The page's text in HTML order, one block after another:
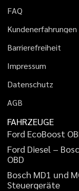
FAQ
Kundenerfahrungen
Barrierefreiheit
Impressum
Datenschutz
AGB
FAHRZEUGE
Ford EcoBoost OB
Ford Diesel – Bosc
OBD
Bosch MD1 und M
Steuergeräte